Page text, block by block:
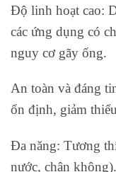
Độ linh hoạt cao:
các ứng dụng có
nguy cơ gãy ống.
An toàn và đáng
ổn định, giảm
Đa năng: Tương
nước, chân không).